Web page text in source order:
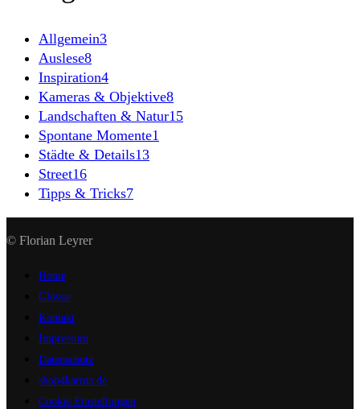
Allgemein3
Auslese8
Inspiration4
Kameras & Objektive8
Landschaften & Natur15
Spontane Momente1
Städte & Details13
Street16
Tipps & Tricks7
© Florian Leyrer
Home
Glossar
Kontakt
Impressum
Datenschutz
shop4karma.de
Cookie Einstellungen